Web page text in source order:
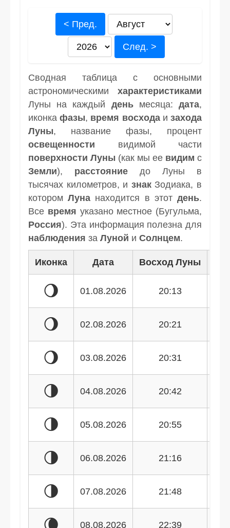
< Пред.
След. >
Сводная таблица с основными
астрономическими характеристиками
Луны на каждый деньмесяца:дата,
иконкафазы, время восходаизахода
Луны, название фазы, процент
освещенности видимой части
поверхности Луны (как мы ее видим с
Земли), расстояние до Луны в
тысячах километров, и знакЗодиака, в
которомЛуна находится в этотдень.
Все время указано местное (Бугульма,
Россия). Эта информация полезна для
наблюдения за Луной и Солнцем.
Иконка Дата Восход Луны
🌖 01.08.2026 20:13
🌖 02.08.2026 20:21
🌖 03.08.2026 20:31
🌗 04.08.2026 20:42
🌗 05.08.2026 20:55
🌗 06.08.2026 21:16
🌗 07.08.2026 21:48
08.08.2026 22:39